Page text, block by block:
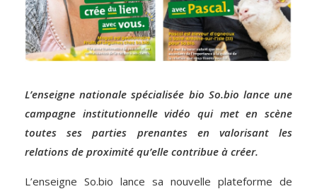
L’enseigne nationale spécialisée bio So.bio lance une
campagne institutionnelle vidéo qui met en scène
toutes ses parties prenantes en valorisant les
relations de proximité qu’elle contribue à créer.
L’enseigne So.bio lance sa nouvelle plateforme de